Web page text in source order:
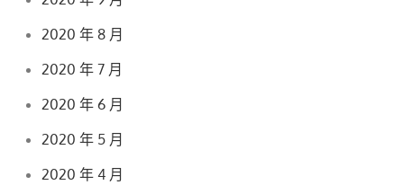
2020 年 8 月
2020 年 7 月
2020 年 6 月
2020 年 5 月
2020 年 4 月